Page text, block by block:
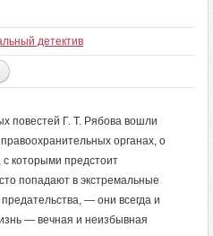
детектив
повестей Г. Т. Рябова вошли
органах, о
с которыми предстоит
попадают в экстремальные
— они всегда и
— вечная и неизбывная